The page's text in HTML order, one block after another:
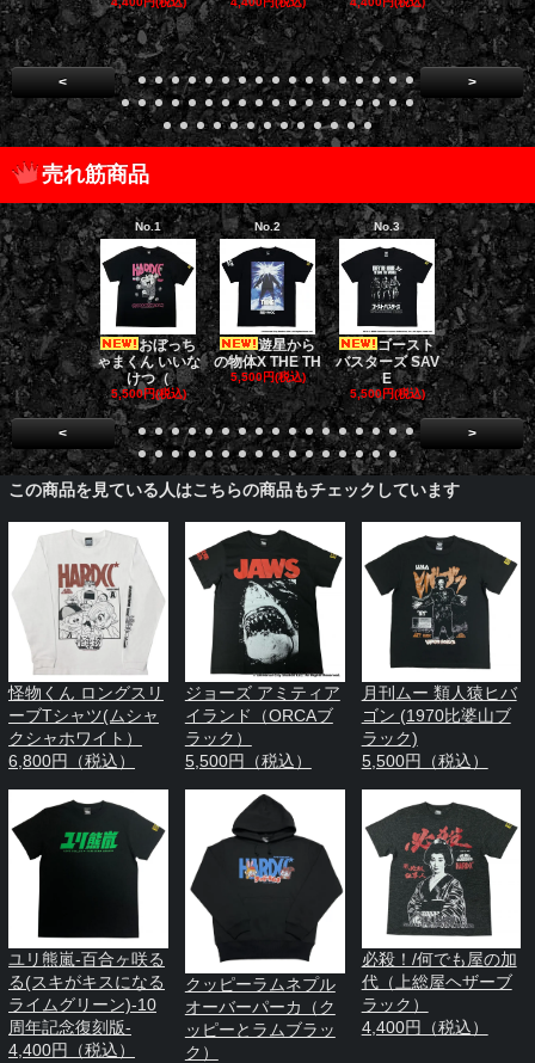
< >
売れ筋商品
No.1
おぼっち
ゃまくん いいな
けつ（
5,500円(税込)
No.2
遊星から
の物体X THE TH
5,500円(税込)
No.3
ゴースト
バスターズ SAV
E
5,500円(税込)
No.4
ゴー
バスターズ
ージャ
5,500円(税
< >
この商品を見ている人はこちらの商品もチェックしています
怪物くん ロングスリ
ーブTシャツ(ムシャ
クシャホワイト）
6,800円（税込）
ジョーズ アミティア
イランド（ORCAブ
ラック）
5,500円（税込）
月刊ムー 類人猿ヒバ
ゴン (1970比婆山ブ
ラック)
5,500円（税込）
ユリ熊嵐-百合ヶ咲る
る(スキがキスになる
ライムグリーン)-10
周年記念復刻版-
4,400円（税込）
クッピーラムネプル
オーバーパーカ（ク
ッピーとラムブラッ
ク）
必殺！/何でも屋の加
代（上総屋ヘザーブ
ラック）
4,400円（税込）